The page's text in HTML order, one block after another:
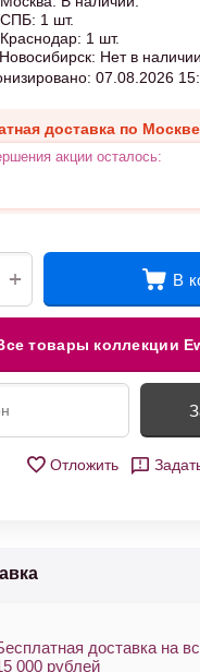
1 шт.
1 шт.
Нет в наличии.
07.08.2026
доставка по
акции осталось:
+ В
товары коллекции
Отложить
доставка на
000 рублей